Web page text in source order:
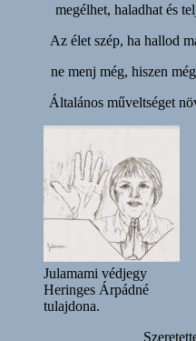
megélhet, haladhat és
Az élet szép, ha hallod
ne menj még, hiszen
Általános műveltséget
Julamami védjegy
Heringes Árpádné
tulajdona.